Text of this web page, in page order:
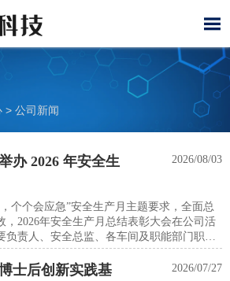

>公司新闻
办 2026 年安全生
2026/08/03
个个会应急”安全生产月主题要求，全面总
，2026年安全生产月总结表彰大会在公司活
负责人、安全总监、各车间及职能部门职工
士后创新实践基
2026/07/27